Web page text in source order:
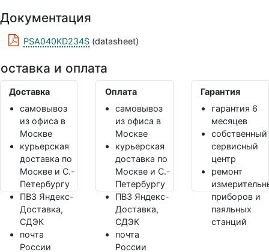
Документация
PSA040KD234S (datasheet)
и оплата
Доставка
самовывоз
из офиса в
Москве
курьерская
доставка по
Москве и С.-
Петербургу
ПВЗ Яндекс-
Доставка,
СДЭК
почта
России
Оплата
самовывоз
из офиса в
Москве
курьерская
доставка по
Москве и С.-
Петербургу
ПВЗ Яндекс-
Доставка,
СДЭК
почта
России
Гарантия
гарантия 6
месяцев
собственный
сервисный
центр
ремонт
приборов и
паяльных
станций